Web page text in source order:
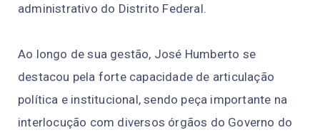
administrativo do Distrito Federal.
Ao longo de sua gestão, José Humberto se
destacou pela forte capacidade de articulação
política e institucional, sendo peça importante na
interlocução com diversos órgãos do Governo do